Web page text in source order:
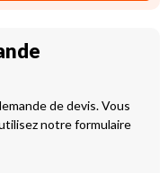
de devis. Vous
notre formulaire